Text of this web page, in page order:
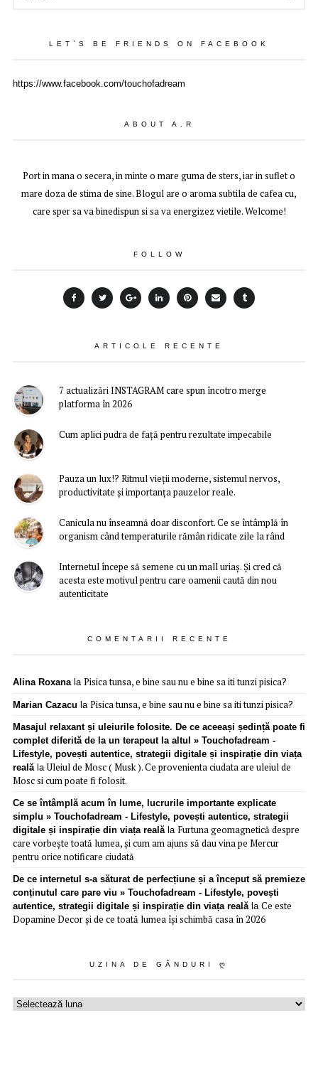
LET`S BE FRIENDS ON FACEBOOK
https://www.facebook.com/touchofadream
ABOUT A.R
Port in mana o secera, in minte o mare guma de sters, iar in suflet o
mare doza de stima de sine. Blogul are o aroma subtila de cafea cu,
care sper sa va binedispun si sa va energizez vietile. Welcome!
FOLLOW
ARTICOLE RECENTE
7 actualizări INSTAGRAM care spun încotro merge
platforma în 2026
Cum aplici pudra de față pentru rezultate impecabile
Pauza un lux!? Ritmul vieții moderne, sistemul nervos,
productivitate și importanța pauzelor reale.
Canicula nu înseamnă doar disconfort. Ce se întâmplă în
organism când temperaturile rămân ridicate zile la rând
Internetul începe să semene cu un mall uriaș. Și cred că
acesta este motivul pentru care oamenii caută din nou
autenticitate
COMENTARII RECENTE
Alina Roxanala Pisica tunsa, e bine sau nu e bine sa iti tunzi pisica?
Marian Cazacu la Pisica tunsa, e bine sau nu e bine sa iti tunzi pisica?
Masajul relaxant și uleiurile folosite. De ce aceeași ședință poate fi
complet diferită de la un terapeut la altul » Touchofadream -
Lifestyle, povești autentice, strategii digitale și inspirație din viața
realălaUleiul de Mosc ( Musk ). Ce provenienta ciudata are uleiul de
Mosc si cum poate fi folosit.
Ce se întâmplă acum în lume, lucrurile importante explicate
simplu » Touchofadream - Lifestyle, povești autentice, strategii
digitale și inspirație din viața realăla Furtuna geomagnetică despre
care vorbește toată lumea, și cum am ajuns să dau vina pe Mercur
pentru orice notificare ciudată
De ce internetul s-a săturat de perfecțiune și a început să premieze
conținutul care pare viu » Touchofadream - Lifestyle, povești
autentice, strategii digitale și inspirație din viața realăla Ce este
Dopamine Decor și de ce toată lumea își schimbă casa în 2026
UZINA DE GÂNDURI Ღ
Uzina